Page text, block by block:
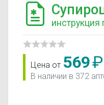
Цена от 569₽
В наличии в 372